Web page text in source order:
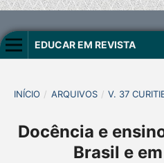
EDUCAR EM REVISTA
INÍCIO / ARQUIVOS / V. 37
Docência e
Brasil e